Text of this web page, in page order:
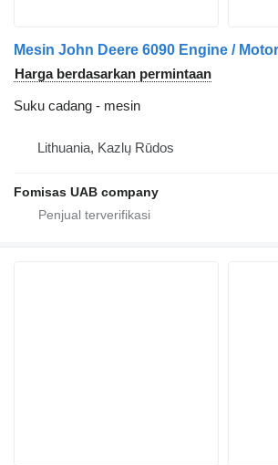
Harga berdasarkan permintaan
Suku cadang - mesin
Lithuania, Kazlų Rūdos
Fomisas UAB company